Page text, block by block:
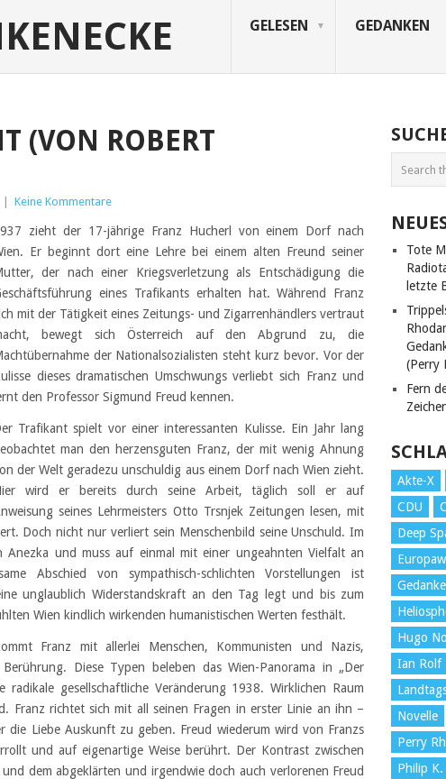
GELESEN GEDANKEN
(VON ROBERT
Keine Kommentare
zieht der 17-jährige Franz Hucherl von einem Dorf nach
Er beginnt dort eine Lehre bei einem alten Freund seiner
der nach einer Kriegsverletzung als Entschädigung die
eines Trafikants erhalten hat. Während Franz
mit der Tätigkeit eines Zeitungs- und Zigarrenhändlers vertraut
bewegt sich Österreich auf den Abgrund zu, die
der Nationalsozialisten steht kurz bevor. Vor der
dieses dramatischen Umschwungs verliebt sich Franz und
den Professor Sigmund Freud kennen.
Trafikant spielt vor einer interessanten Kulisse. Ein Jahr lang
man den herzensguten Franz, der mit wenig Ahnung
der Welt geradezu unschuldig aus einem Dorf nach Wien zieht.
wird er bereits durch seine Arbeit, täglich soll er auf
seines Lehrmeisters Otto Trsnjek Zeitungen lesen, mit
Doch nicht nur verliert sein Menschenbild seine Unschuld. Im
Anezka und muss auf einmal mit einer ungeahnten Vielfalt an
Abschied von sympathisch-schlichten Vorstellungen ist
unglaublich Widerstandskraft an den Tag legt und bis zum
Wien kindlich wirkenden humanistischen Werten festhält.
Franz mit allerlei Menschen, Kommunisten und Nazis,
Diese Typen beleben das Wien-Panorama in „Der
radikale gesellschaftliche Veränderung 1938. Wirklichen Raum
Franz richtet sich mit all seinen Fragen in erster Linie an ihn –
die Liebe Auskunft zu geben. Freud wiederum wird von Franzs
und auf eigenartige Weise berührt. Der Kontrast zwischen
dem abgeklärten und irgendwie doch auch verlorenen Freud
Tote
letzte
(Perry
Fern
Akte-X
CDU
Deep
Hugo
Ian Rolf
Novelle
Perry
Philip K.